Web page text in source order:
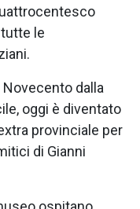
le
Novecento dalla
oggi è diventato
provinciale per
di Gianni